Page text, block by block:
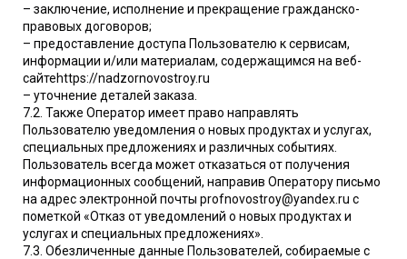
– заключение, исполнение и прекращение гражданско-
правовых договоров;
– предоставление доступа Пользователю к сервисам,
информации и/или материалам, содержащимся на веб-
сайтеhttps://nadzornovostroy.ru
– уточнение деталей заказа.
7.2. Также Оператор имеет право направлять
Пользователю уведомления о новых продуктах и услугах,
специальных предложениях и различных событиях.
Пользователь всегда может отказаться от получения
информационных сообщений, направив Оператору письмо
на адрес электронной почты profnovostroy@yandex.ru с
пометкой «Отказ от уведомлений о новых продуктах и
услугах и специальных предложениях».
7.3. Обезличенные данные Пользователей, собираемые с